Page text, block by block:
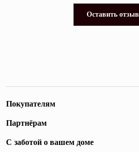
Оставить отзыв
Покупателям
Партнёрам
С заботой о вашем доме